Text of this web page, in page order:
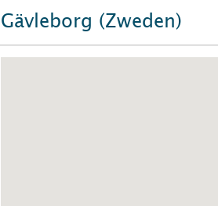
Gävleborg (Zweden)